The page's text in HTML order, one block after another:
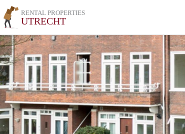
RENTAL PROPERTIES
UTRECHT